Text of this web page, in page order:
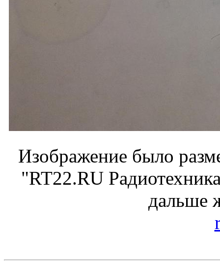
Изображение было
"RT22.RU
дальше